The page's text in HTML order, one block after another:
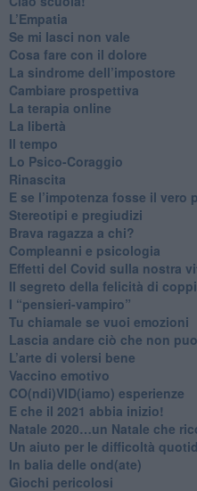
​L’Empatia
​Se mi lasci non vale
Cosa fare con il dolore
​La sindrome dell’impostore
​Cambiare prospettiva
La terapia online
La libertà
​Il tempo
​Lo Psico-Coraggio
Rinascita
​E se l’impotenza fosse il vero
Stereotipi e pregiudizi
​Brava ragazza a chi?
​Compleanni e psicologia
Effetti del Covid sulla nostra
Il segreto della felicità di
​I “pensieri-vampiro”
​Tu chiamale se vuoi emozioni
​Lascia andare ciò che non
L’arte di volersi bene
​Vaccino emotivo
CO(ndi)VID(iamo) esperienze
​E che il 2021 abbia inizio!
​Natale 2020…un Natale che
Un aiuto per le difficoltà
​In balia delle ond(ate)
Giochi pericolosi